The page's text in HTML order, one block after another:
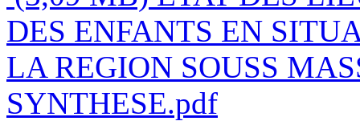
DES ENFANTS EN
LA REGION SOUSS
SYNTHESE.pdf